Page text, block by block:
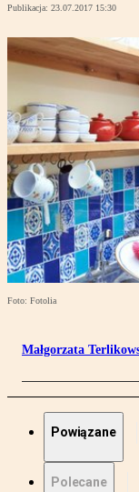
Publikacja: 23.07.2017 15:30
Foto: Fotolia
Małgorzata
Powiązane
Polecane